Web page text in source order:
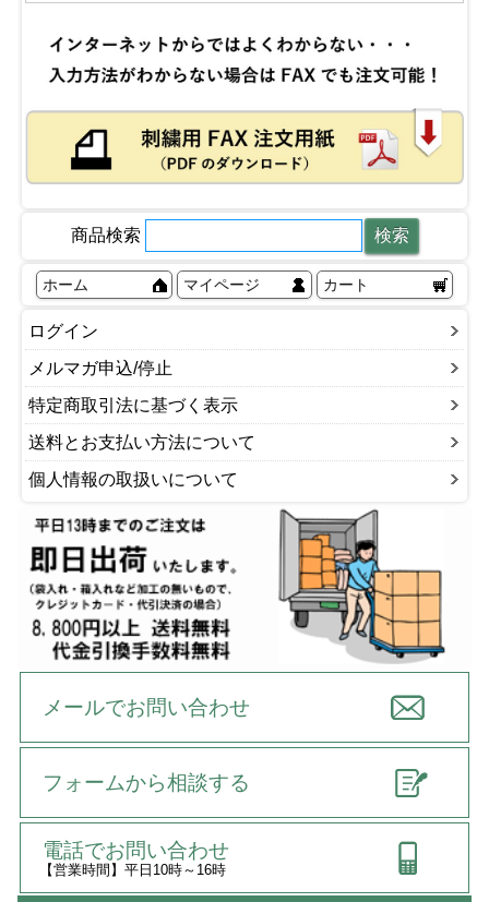
商品検索
ホーム マイページ カート
ログイン
メルマガ申込/停止
特定商取引法に基づく表示
送料とお支払い方法について
個人情報の取扱いについて
メールでお問い合わせ
フォームから相談する
電話でお問い合わせ
【営業時間】平日10時～16時